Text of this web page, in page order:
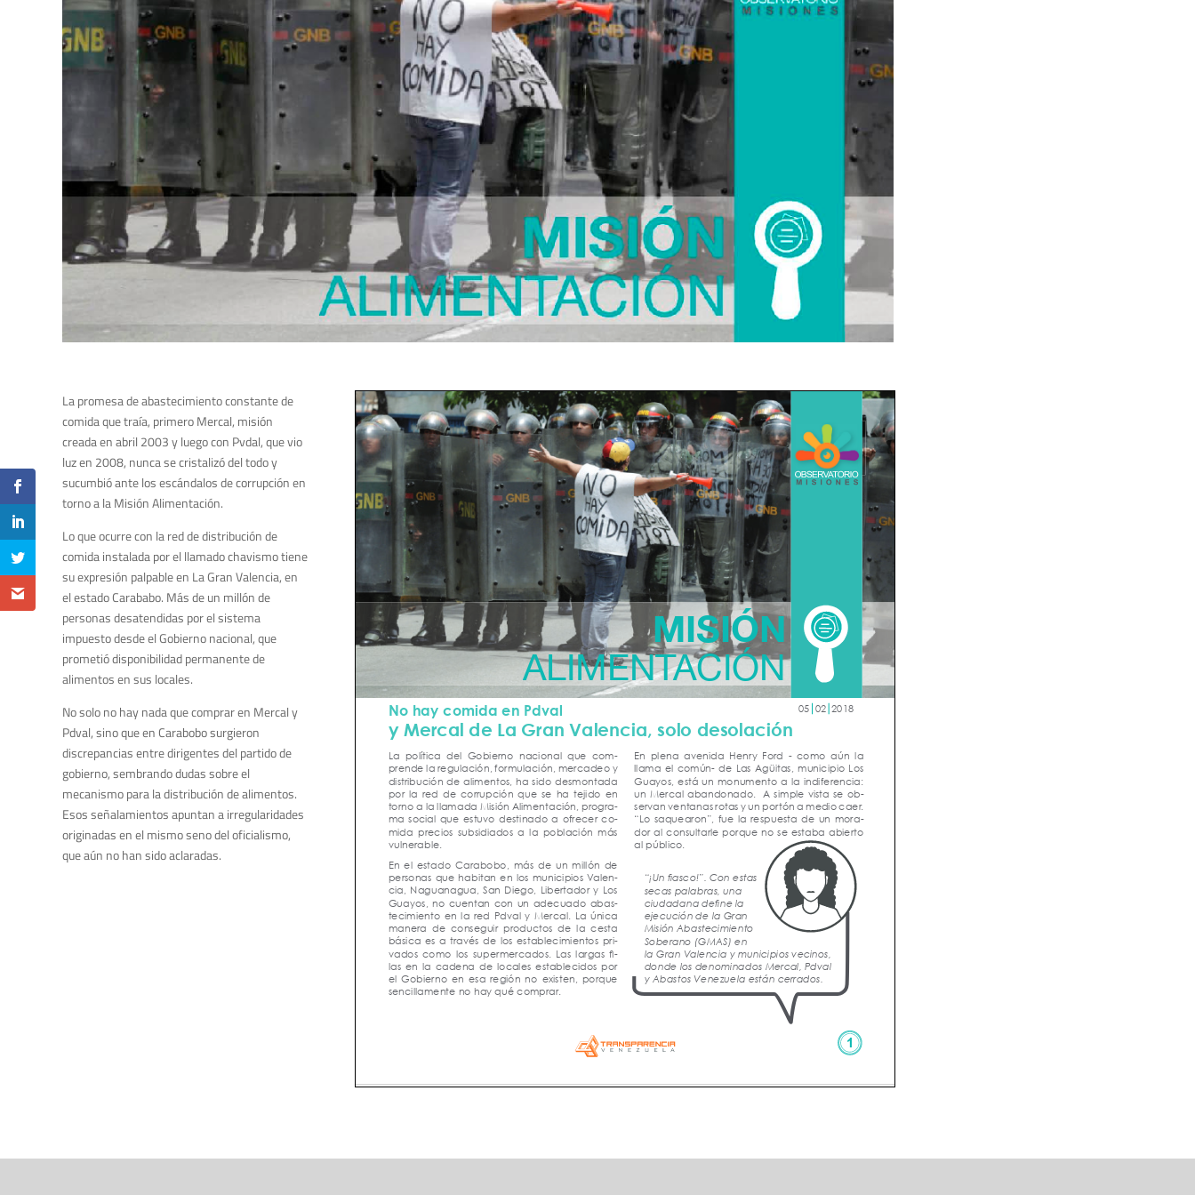
La promesa de abastecimiento constante de
comida que traía, primero Mercal, misión
creada en abril 2003 y luego con Pvdal, que vio
luz en 2008, nunca se cristalizó del todo y
sucumbió ante los escándalos de corrupción en
torno a la Misión Alimentación.
Lo que ocurre con la red de distribución de
comida instalada por el llamado chavismo tiene
su expresión palpable en La Gran Valencia, en
el estado Carababo. Más de un millón de
personas desatendidas por el sistema
impuesto desde el Gobierno nacional, que
prometió disponibilidad permanente de
alimentos en sus locales.
No solo no hay nada que comprar en Mercal y
Pdval, sino que en Carabobo surgieron
discrepancias entre dirigentes del partido de
gobierno, sembrando dudas sobre el
mecanismo para la distribución de alimentos.
Esos señalamientos apuntan a irregularidades
originadas en el mismo seno del oficialismo,
que aún no han sido aclaradas.